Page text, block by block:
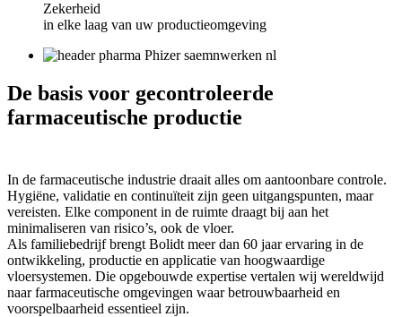
Zekerheid
in elke laag van uw productieomgeving
De basis voor gecontroleerde
farmaceutische productie
In de farmaceutische industrie draait alles om aantoonbare controle.
Hygiëne, validatie en continuïteit zijn geen uitgangspunten, maar
vereisten. Elke component in de ruimte draagt bij aan het
minimaliseren van risico’s, ook de vloer.
Als familiebedrijf brengt Bolidt meer dan 60 jaar ervaring in de
ontwikkeling, productie en applicatie van hoogwaardige
vloersystemen. Die opgebouwde expertise vertalen wij wereldwijd
naar farmaceutische omgevingen waar betrouwbaarheid en
voorspelbaarheid essentieel zijn.